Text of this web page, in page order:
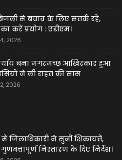
से बचाव के लिए सतर्क रहें,
करें प्रयोग : एडीएम।
2026
बना मगरमच्छ आखिरकार हुआ
ने ली राहत की सांस
2026
जिलाधिकारी ने सुनीं शिकायतें,
निस्तारण के दिए निर्देश।